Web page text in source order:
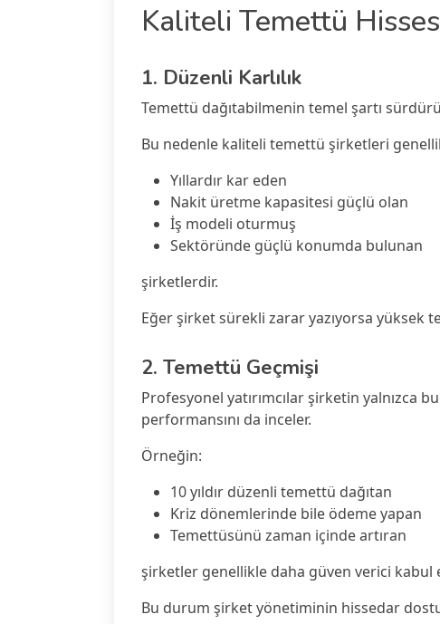
Kaliteli Temettü
1. Düzenli Karlılık
Temettü dağıtabilmenin temel şartı
Bu nedenle kaliteli temettü şirketleri
Yıllardır kar eden
Nakit üretme kapasitesi güçlü olan
İş modeli oturmuş
Sektöründe güçlü konumda bulunan
şirketlerdir.
Eğer şirket sürekli zarar yazıyorsa yüksek
2. Temettü Geçmişi
Profesyonel yatırımcılar şirketin yalnızca
performansını da inceler.
Örneğin:
10 yıldır düzenli temettü dağıtan
Kriz dönemlerinde bile ödeme yapan
Temettüsünü zaman içinde artıran
şirketler genellikle daha güven verici kabul
Bu durum şirket yönetiminin hissedar dostu